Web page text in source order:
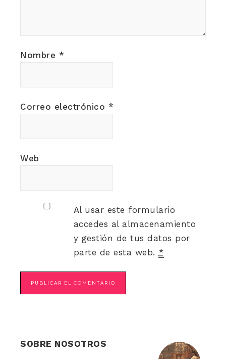
Nombre *
Correo electrónico *
Web
Al usar este formulario
accedes al almacenamiento
y gestión de tus datos por
parte de esta web. *
SOBRE NOSOTROS